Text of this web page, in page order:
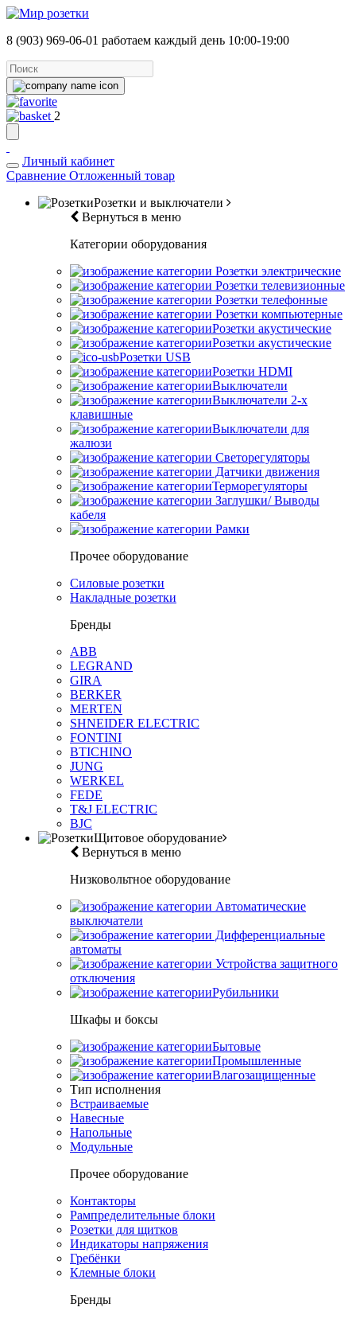
8 (903) 969-06-01 работаем каждый день 10:00-19:00
2
Личный кабинет
Сравнение Отложенный товар
Розетки и выключатели
Вернуться в меню
Категории оборудования
Розетки электрические
Розетки телевизионные
Розетки телефонные
Розетки компьютерные
Розетки акустические
Розетки акустические
Розетки USB
Розетки HDMI
Выключатели
Выключатели 2-х
клавишные
Выключатели для
жалюзи
Светорегуляторы
Датчики движения
Терморегуляторы
Заглушки/ Выводы
кабеля
Рамки
Прочее оборудование
Силовые розетки
Накладные розетки
Бренды
ABB
LEGRAND
GIRA
BERKER
MERTEN
SHNEIDER ELECTRIC
FONTINI
BTICHINO
JUNG
WERKEL
FEDE
T&J ELECTRIC
BJC
Щитовое оборудование
Вернуться в меню
Низковольтное оборудование
Автоматические
выключатели
Дифференциальные
автоматы
Устройства защитного
отключения
Рубильники
Шкафы и боксы
Бытовые
Промышленные
Влагозащищенные
Тип исполнения
Встраиваемые
Навесные
Напольные
Модульные
Прочее оборудование
Контакторы
Рампределительные блоки
Розетки для щитков
Индикаторы напряжения
Гребёнки
Клемные блоки
Бренды